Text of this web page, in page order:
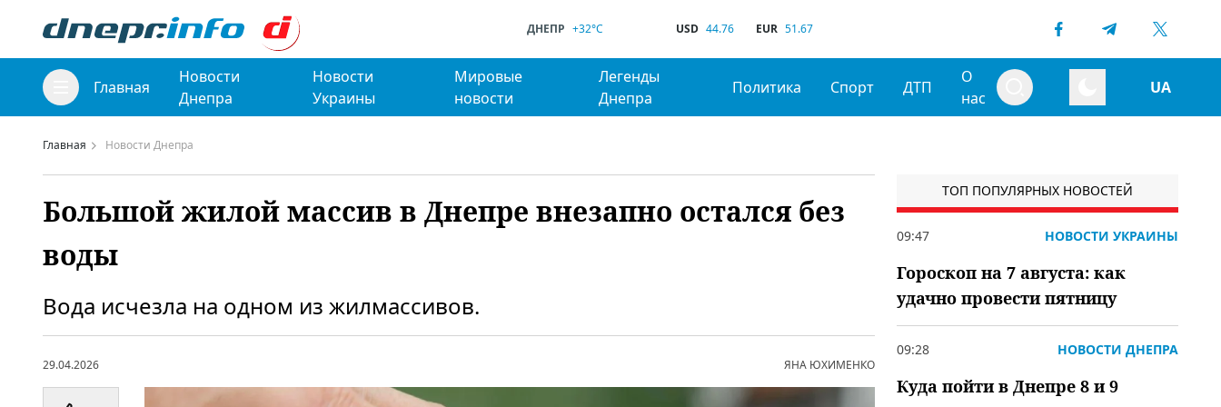
ДНЕПР +32°C USD 44.76 EUR 51.67
Главная
Новости
Днепра
Новости
Украины
Мировые
новости
Легенды
Днепра
Политика Спорт ДТП
О
нас
UA
Главная Новости Днепра
Большой жилой массив в Днепре внезапно остался без
воды
Вода исчезла на одном из жилмассивов.
29.04.2026 ЯНА ЮХИМЕНКО
ТОП ПОПУЛЯРНЫХ НОВОСТЕЙ
09:47 НОВОСТИ УКРАИНЫ
Гороскоп на 7 августа: как
удачно провести пятницу
09:28 НОВОСТИ ДНЕПРА
Куда пойти в Днепре 8 и 9